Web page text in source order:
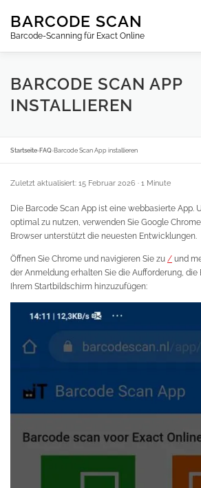
Inhalt
springen
BARCODE SCAN
Barcode-Scanning für Exact Online
ABONNEMENTS FAQ BLOG
BARCODE SCAN APP
INSTALLIEREN
Startseite›FAQ›Barcode Scan App installieren
Zuletzt aktualisiert: 15 Februar 2026 · 1 Minute
Die Barcode Scan App ist eine webbasierte App.
optimal zu nutzen, verwenden Sie Google
Browser unterstützt die neuesten Entwicklungen.
Öffnen Sie Chrome und navigieren Sie zu / und
der Anmeldung erhalten Sie die Aufforderung, die
Ihrem Startbildschirm hinzuzufügen: